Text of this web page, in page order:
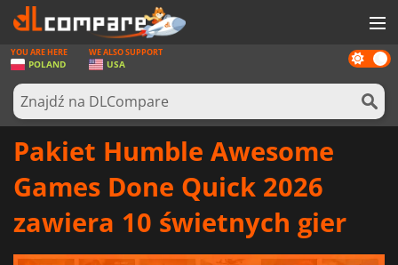
GRY
KARTY DO GIER
OPROGRAMOWANIE
Dark
mode
YOU ARE HERE
POLAND
WE ALSO SUPPORT
USA
Pakiet Humble Awesome
Games Done Quick 2026
zawiera 10 świetnych gier